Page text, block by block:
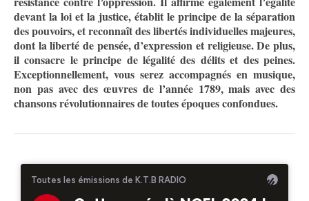
devant la loi et la justice, établit le principe de la séparation
des pouvoirs, et reconnaît des libertés individuelles majeures,
dont la liberté de pensée, d’expression et religieuse. De plus,
il consacre le principe de légalité des délits et des peines.
Exceptionnellement, vous serez accompagnés en musique,
non pas avec des œuvres de l’année 1789, mais avec des
chansons révolutionnaires de toutes époques confondues.